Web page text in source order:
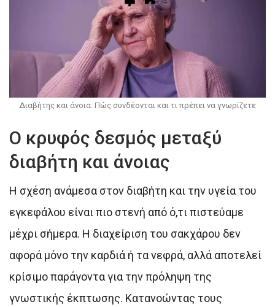
Διαβήτης και άνοια: Πώς συνδέονται και τι πρέπει να γνωρίζετε
Ο κρυφός δεσμός μεταξύ
διαβήτη και άνοιας
Η σχέση ανάμεσα στον διαβήτη και την υγεία του
εγκεφάλου είναι πιο στενή από ό,τι πιστεύαμε
μέχρι σήμερα. Η διαχείριση του σακχάρου δεν
αφορά μόνο την καρδιά ή τα νεφρά, αλλά αποτελεί
κρίσιμο παράγοντα για την πρόληψη της
γνωστικής έκπτωσης. Κατανοώντας τους